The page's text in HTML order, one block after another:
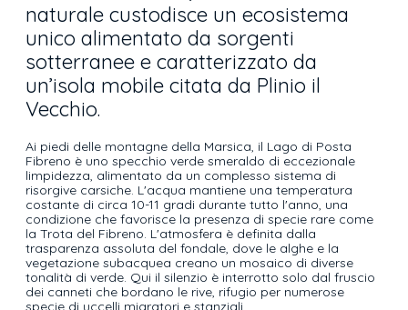
naturale custodisce un ecosistema
unico alimentato da sorgenti
sotterranee e caratterizzato da
un’isola mobile citata da Plinio il
Vecchio.
Ai piedi delle montagne della Marsica, il Lago di Posta
Fibreno è uno specchio verde smeraldo di eccezionale
limpidezza, alimentato da un complesso sistema di
risorgive carsiche. L'acqua mantiene una temperatura
costante di circa 10-11 gradi durante tutto l'anno, una
condizione che favorisce la presenza di specie rare come
la Trota del Fibreno. L'atmosfera è definita dalla
trasparenza assoluta del fondale, dove le alghe e la
vegetazione subacquea creano un mosaico di diverse
tonalità di verde. Qui il silenzio è interrotto solo dal fruscio
dei canneti che bordano le rive, rifugio per numerose
specie di uccelli migratori e stanziali.